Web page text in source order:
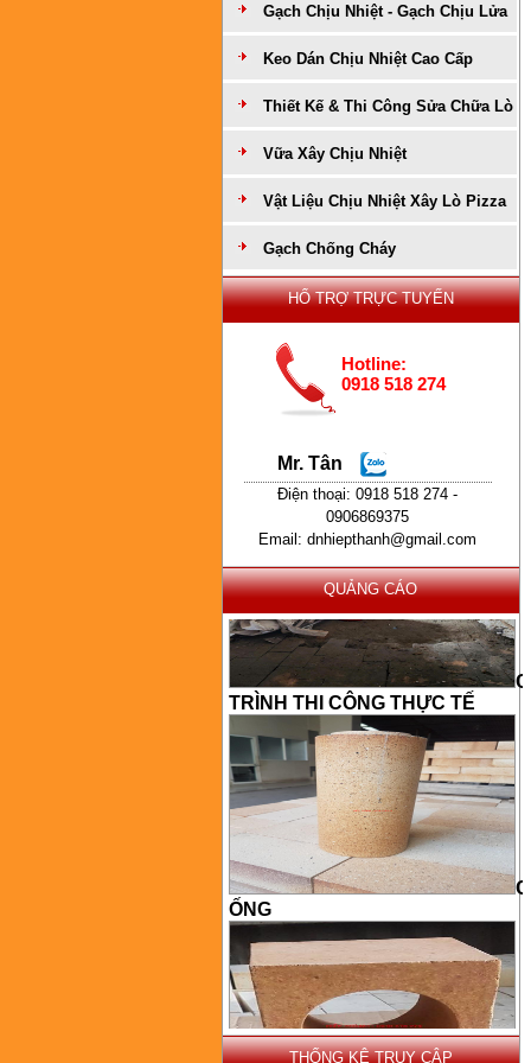
Gạch Chịu Nhiệt - Gạch Chịu Lửa
Keo Dán Chịu Nhiệt Cao Cấp
Thiết Kế & Thi Công Sửa Chữa Lò
Vữa Xây Chịu Nhiệt
Vật Liệu Chịu Nhiệt Xây Lò Pizza
Gạch Chống Cháy
HỔ TRỢ TRỰC TUYẾN
Hotline:
0918 518 274
Mr. Tân
Điện thoại: 0918 518 274 -
0906869375
Email: dnhiepthanh@gmail.com
QUẢNG CÁO
TRÌNH THI CÔNG THỰC TẾ
ỐNG
THỐNG KÊ TRUY CẬP